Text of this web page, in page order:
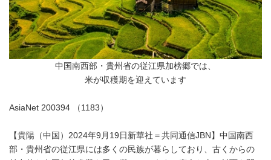
中国南西部・貴州省の従江県加榜郷では、
米が収穫期を迎えています
AsiaNet 200394 （1183）
【貴陽（中国）2024年9月19日新華社＝共同通信JBN】中国南西
部・貴州省の従江県には多くの民族が暮らしており、古くからの